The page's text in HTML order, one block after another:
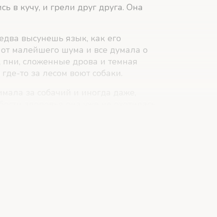
в кучу, и грели друг друга. Она
высунешь язык, как его
малейшего шума и все думала о
сложенные дрова и темная
то за лесом воют собаки.
громадная черная собака
«Задний ход!»